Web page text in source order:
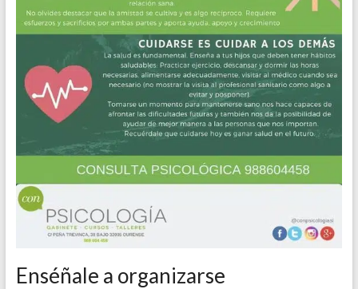
Enséñale a organizarse